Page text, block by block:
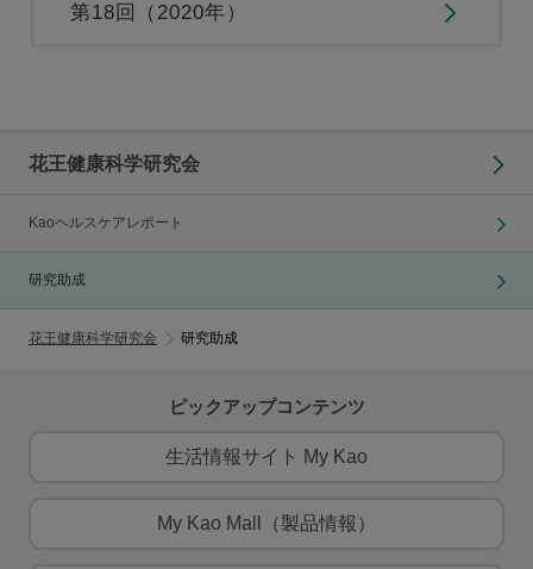
第18回（2020年）
花王健康科学研究会
Kaoヘルスケアレポート
研究助成
花王健康科学研究会 研究助成
ピックアップコンテンツ
生活情報サイト My Kao
My Kao Mall（製品情報）